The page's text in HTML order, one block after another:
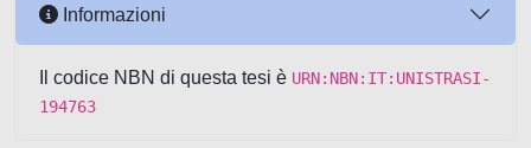
Informazioni
Il codice NBN di questa tesi è URN:NBN:IT:UNISTRASI-
194763